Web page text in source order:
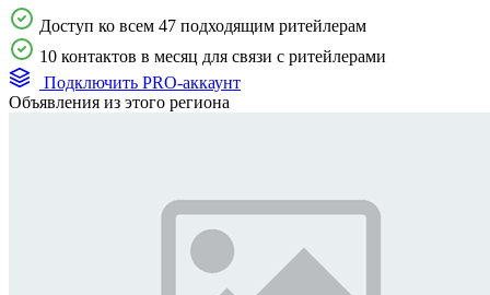
Доступ ко всем 47 подходящим ритейлерам
10 контактов в месяц для связи с ритейлерами
Подключить PRO-аккаунт
Объявления из этого региона